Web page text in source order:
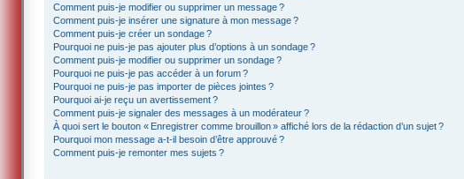
Comment puis-je modifier ou supprimer un message ?
Comment puis-je insérer une signature à mon message ?
Comment puis-je créer un sondage ?
Pourquoi ne puis-je pas ajouter plus d’options à un sondage ?
Comment puis-je modifier ou supprimer un sondage ?
Pourquoi ne puis-je pas accéder à un forum ?
Pourquoi ne puis-je pas importer de pièces jointes ?
Pourquoi ai-je reçu un avertissement ?
Comment puis-je signaler des messages à un modérateur ?
À quoi sert le bouton « Enregistrer comme brouillon » affiché lors de la rédaction d’un sujet ?
Pourquoi mon message a-t-il besoin d’être approuvé ?
Comment puis-je remonter mes sujets ?